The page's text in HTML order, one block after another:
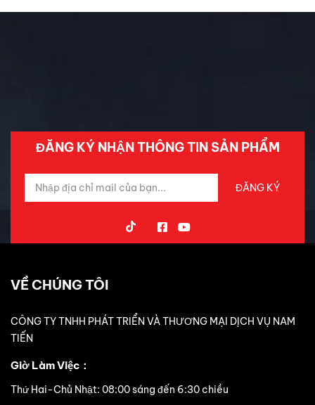
ĐĂNG KÝ NHẬN THÔNG TIN SẢN PHẨM
VỀ CHÚNG TÔI
CÔNG TY TNHH PHÁT TRIỂN VÀ THƯƠNG MẠI DỊCH VỤ NAM
TIẾN
Giờ Làm Việc：
Thứ Hai-Chủ Nhật: 08:00 sáng đến 6:30 chiều